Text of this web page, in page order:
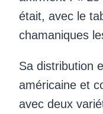
était, avec le
chamaniques
Sa distribution
américaine et
avec deux